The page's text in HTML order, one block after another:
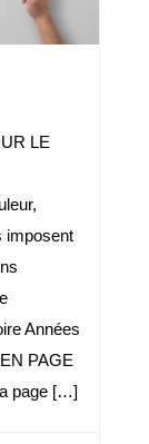
LE
imposent
Années
PAGE
page […]